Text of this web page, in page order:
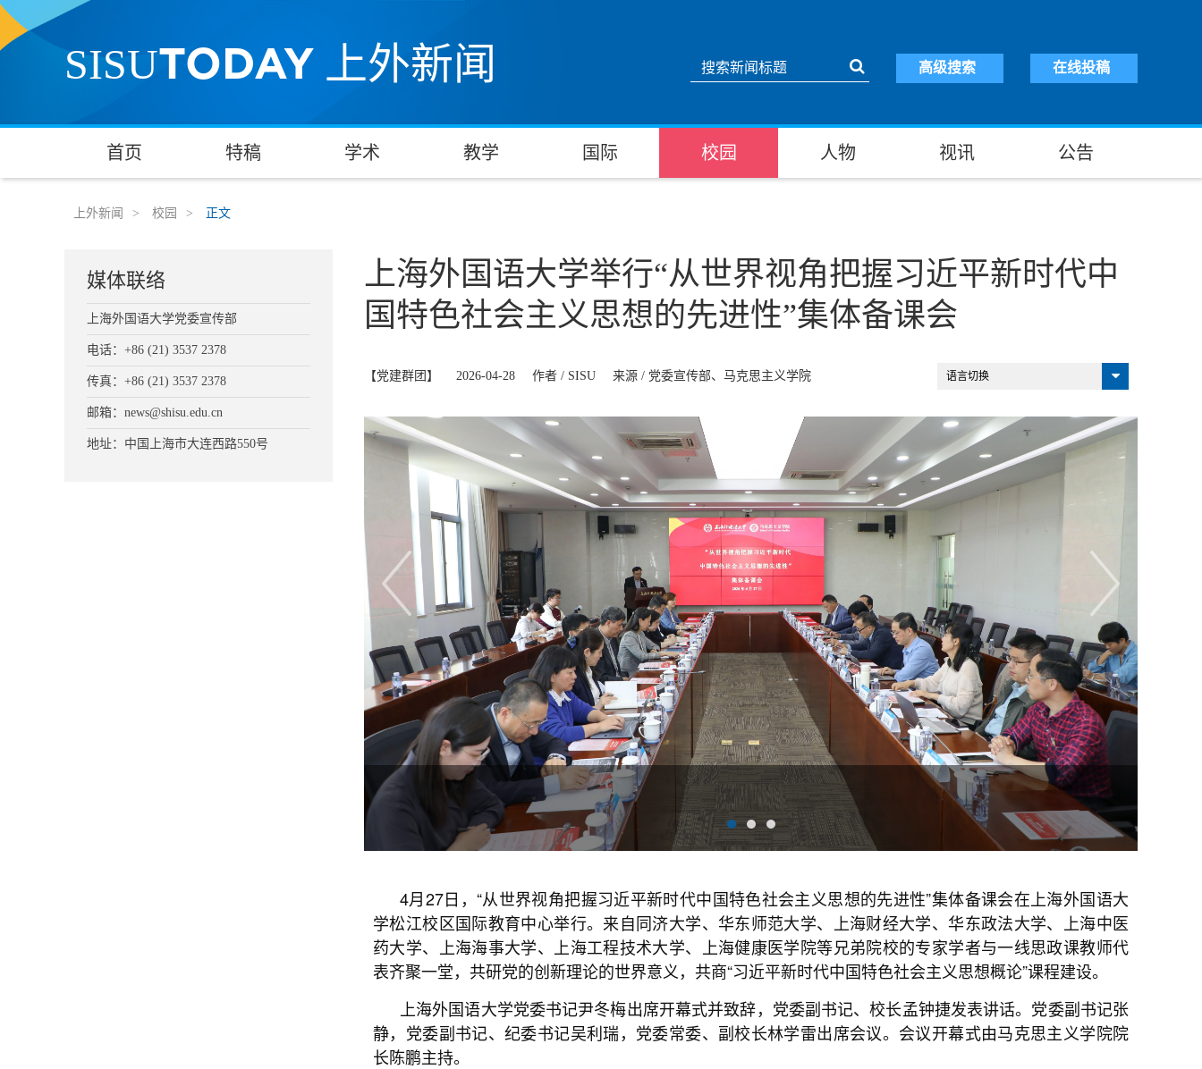
SISUTODAY 上外新闻 在线投稿
高级搜索
首页 特稿 学术 教学 国际 校园 人物 视讯 公告
上外新闻 > 校园 > 正文
上海外国语大学举行“从世界视角把握习近平新时代中
国特色社会主义思想的先进性”集体备课会
【党建群团】 2026-04-28 作者 / SISU 来源 / 党委宣传部、马克思主义学院 语言切换
4月27日，“从世界视角把握习近平新时代中国特色社会主义思想的先进性”集体备课会在上海外国语大
学松江校区国际教育中心举行。来自同济大学、华东师范大学、上海财经大学、华东政法大学、上海中医
药大学、上海海事大学、上海工程技术大学、上海健康医学院等兄弟院校的专家学者与一线思政课教师代
表齐聚一堂，共研党的创新理论的世界意义，共商“习近平新时代中国特色社会主义思想概论”课程建设。
上海外国语大学党委书记尹冬梅出席开幕式并致辞，党委副书记、校长孟钟捷发表讲话。党委副书记张
静，党委副书记、纪委书记吴利瑞，党委常委、副校长林学雷出席会议。会议开幕式由马克思主义学院院
长陈鹏主持。
媒体联络
上海外国语大学党委宣传部
电话：+86 (21) 3537 2378
传真：+86 (21) 3537 2378
邮箱：news@shisu.edu.cn
地址：中国上海市大连西路550号